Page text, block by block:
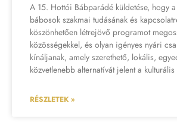
A 15. Hottói Bábparádé küldetése, hogy
bábosok szakmai tudásának és
köszönhetően létrejövő programot
közösségekkel, és olyan igényes nyári
kínáljanak, amely szerethető, lokális,
közvetlenebb alternatívát jelent a
RÉSZLETEK »